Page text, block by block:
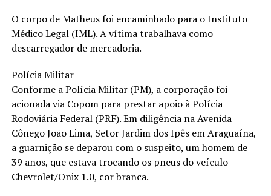
O corpo de Matheus foi encaminhado para o Instituto
Médico Legal (IML). A vítima trabalhava como
descarregador de mercadoria.
Polícia Militar
Conforme a Polícia Militar (PM), a corporação foi
acionada via Copom para prestar apoio à Polícia
Rodoviária Federal (PRF). Em diligência na Avenida
Cônego João Lima, Setor Jardim dos Ipês em Araguaína,
a guarnição se deparou com o suspeito, um homem de
39 anos, que estava trocando os pneus do veículo
Chevrolet/Onix 1.0, cor branca.